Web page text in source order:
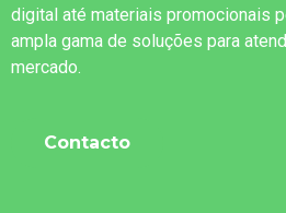
digital até materiais promocionais
ampla gama de soluções para
mercado.
Contacto